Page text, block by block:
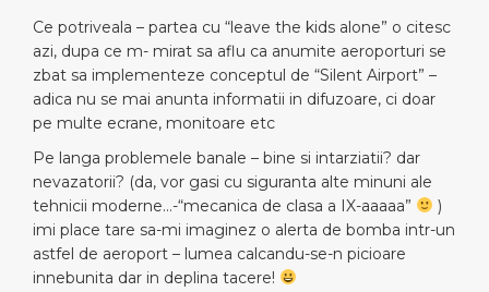
Ce potriveala – partea cu “leave the kids alone” o citesc
azi, dupa ce m- mirat sa aflu ca anumite aeroporturi se
zbat sa implementeze conceptul de “Silent Airport” –
adica nu se mai anunta informatii in difuzoare, ci doar
pe multe ecrane, monitoare etc
Pe langa problemele banale – bine si intarziatii? dar
nevazatorii? (da, vor gasi cu siguranta alte minuni ale
tehnicii moderne…-“mecanica de clasa a IX-aaaaa”
)
imi place tare sa-mi imaginez o alerta de bomba intr-un
astfel de aeroport – lumea calcandu-se-n picioare
innebunita dar in deplina tacere!